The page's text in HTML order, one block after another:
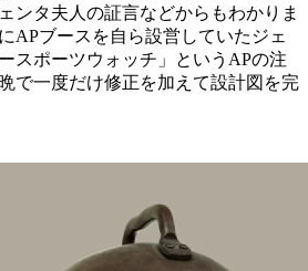
ンタ夫人の証言などからもわかりま
APブースを自ら設営していたジェ
スポーツウォッチ」というAPの注
で一度だけ修正を加えて設計図を完